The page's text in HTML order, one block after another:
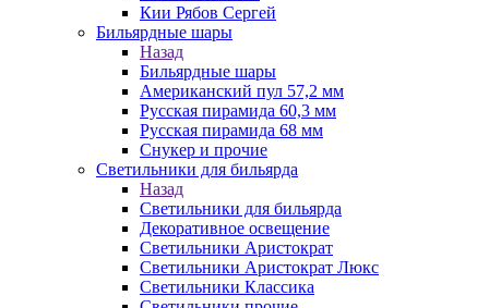
Кии Рябов Сергей
Бильярдные шары
Назад
Бильярдные шары
Американский пул 57,2 мм
Русская пирамида 60,3 мм
Русская пирамида 68 мм
Снукер и прочие
Светильники для бильярда
Назад
Светильники для бильярда
Декоративное освещение
Светильники Аристократ
Светильники Аристократ Люкс
Светильники Классика